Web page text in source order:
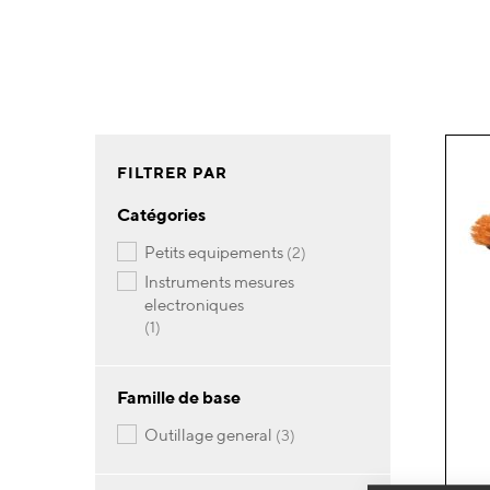
FILTRER PAR
Catégories
petits equipements 2articles
instruments mesures
electroniques
1article
Famille de base
outillage general 3articles